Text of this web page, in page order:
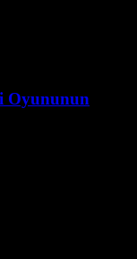
Oyununun